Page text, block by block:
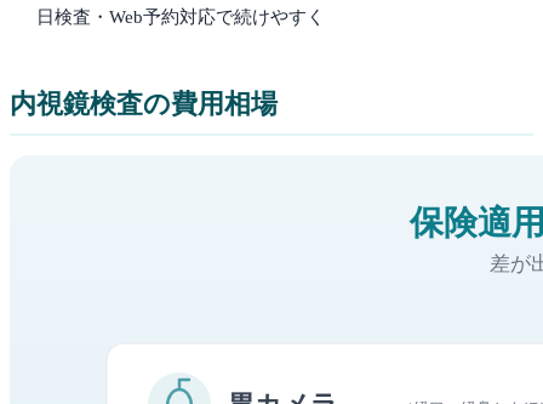
日検査・Web予約対応で続けやすく
内視鏡検査の費用相場